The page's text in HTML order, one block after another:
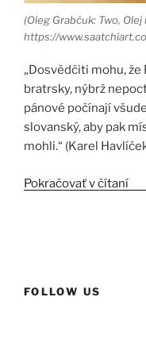
(Oleg Grabčuk: Two, Olej
https://
„Dosvědčiti mohu,
bratrsky, nýbrž
pánové počínají
slovanský, aby pak
mohli.“ (Karel
Pokračovať v čítaní
FOLLOW US